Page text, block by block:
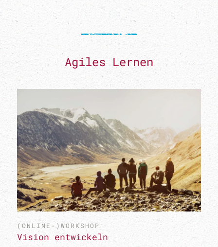
Agiles Lernen
(ONLINE-)WORKSHOP
Vision entwickeln
Newsletter
Abonniere unseren Newsletter für Insights und Tipps
zu Agilität und Innovation. Werde Teil unserer
Community für transformative Arbeitswelten.